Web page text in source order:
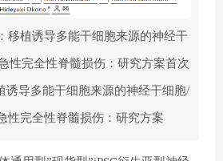
移植诱导多能干细胞来源的神经干
性完全性脊髓损伤：研究方案首次
诱导多能干细胞来源的神经干细胞/
性完全性脊髓损伤：研究方案